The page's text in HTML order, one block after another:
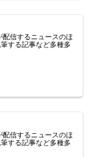
信するニュースのほ
する記事など多種多
信するニュースのほ
する記事など多種多